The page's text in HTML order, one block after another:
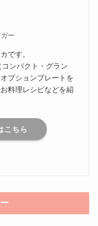
ー
です。
ンパクト・グラン
プションプレートを
料理レシピなどを紹
こちら